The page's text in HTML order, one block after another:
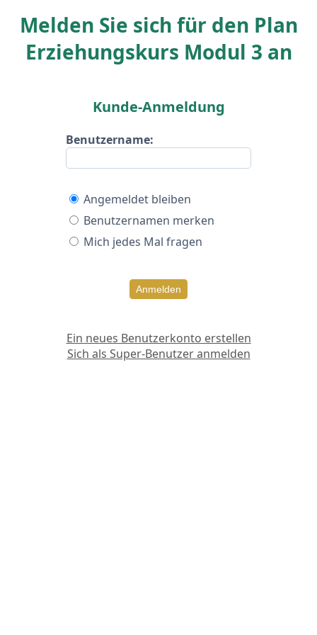
Melden Sie sich für den Plan
Erziehungskurs Modul 3 an
Kunde-Anmeldung
Benutzername:
Angemeldet bleiben
Benutzernamen merken
Mich jedes Mal fragen
Anmelden
Ein neues Benutzerkonto erstellen
Sich als Super-Benutzer anmelden